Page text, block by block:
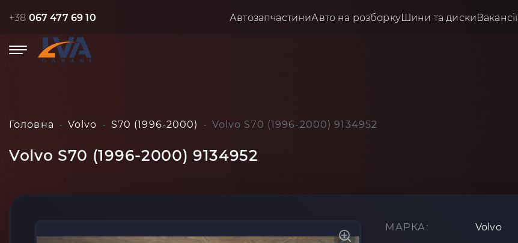
+38 067 477 69 10 АвтозапчастиниАвто на розборкуШини та дискиВакансії
Головна Volvo S70 (1996-2000) Volvo S70 (1996-2000) 9134952
Volvo S70 (1996-2000) 9134952
МАРКА: Volvo